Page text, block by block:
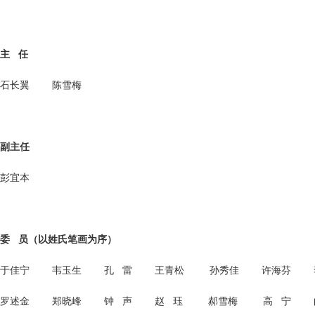
主 任
石长翼 陈雪梅
副主任
彭宜本
委 员（以姓氏笔画为序）
于佳宁 韦玉生 孔 雷 王青松 孙秀佳 许海
罗述金 郑晓峰 钟 声 赵 珏 郝雪梅 高 宁 曲